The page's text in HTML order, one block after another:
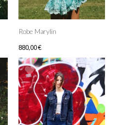
Robe Marylin
880,00€